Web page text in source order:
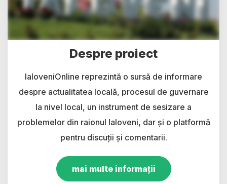
Despre proiect
IaloveniOnline reprezintă o sursă de informare
despre actualitatea locală, procesul de guvernare
la nivel local, un instrument de sesizare a
problemelor din raionul Ialoveni, dar și o platformă
pentru discuții și comentarii.
mai multe informații